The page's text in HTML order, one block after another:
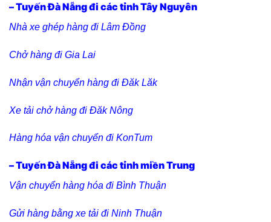
– Tuyến Đà Nẵng đi các tỉnh Tây Nguyên
Nhà xe ghép hàng đi Lâm Đồng
Chở hàng đi Gia Lai
Nhận vận chuyển hàng đi Đăk Lăk
Xe tải chở hàng đi Đăk Nông
Hàng hóa vận chuyển đi KonTum
– Tuyến Đà Nẵng đi các tỉnh miền Trung
Vận chuyển hàng hóa đi Bình Thuận
Gửi hàng bằng xe tải đi Ninh Thuận